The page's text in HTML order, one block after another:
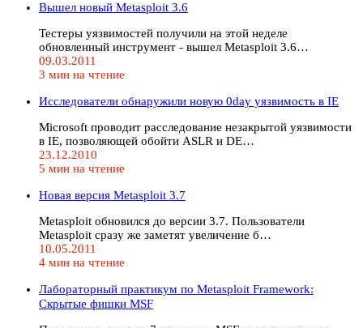
Вышел новый Metasploit 3.6
Тестеры уязвимостей получили на этой неделе
обновленный инструмент - вышел Metasploit 3.6…
09.03.2011
3 мин на чтение
Исследователи обнаружили новую 0day уязвимость в IE
Microsoft проводит расследование незакрытой уязвимости
в IE, позволяющей обойти ASLR и DE…
23.12.2010
5 мин на чтение
Новая версия Metasploit 3.7
Metasploit обновился до версии 3.7. Пользователи
Metasploit сразу же заметят увеличение б…
10.05.2011
4 мин на чтение
Лабораторный практикум по Metasploit Framework:
Скрытые фишки MSF